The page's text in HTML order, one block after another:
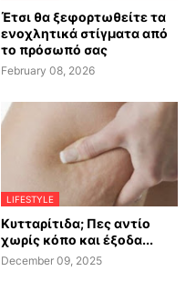
Έτσι θα ξεφορτωθείτε τα
ενοχλητικά στίγματα από
το πρόσωπό σας
February 08, 2026
LIFESTYLE
Κυτταρίτιδα; Πες αντίο
χωρίς κόπο και έξοδα...
December 09, 2025